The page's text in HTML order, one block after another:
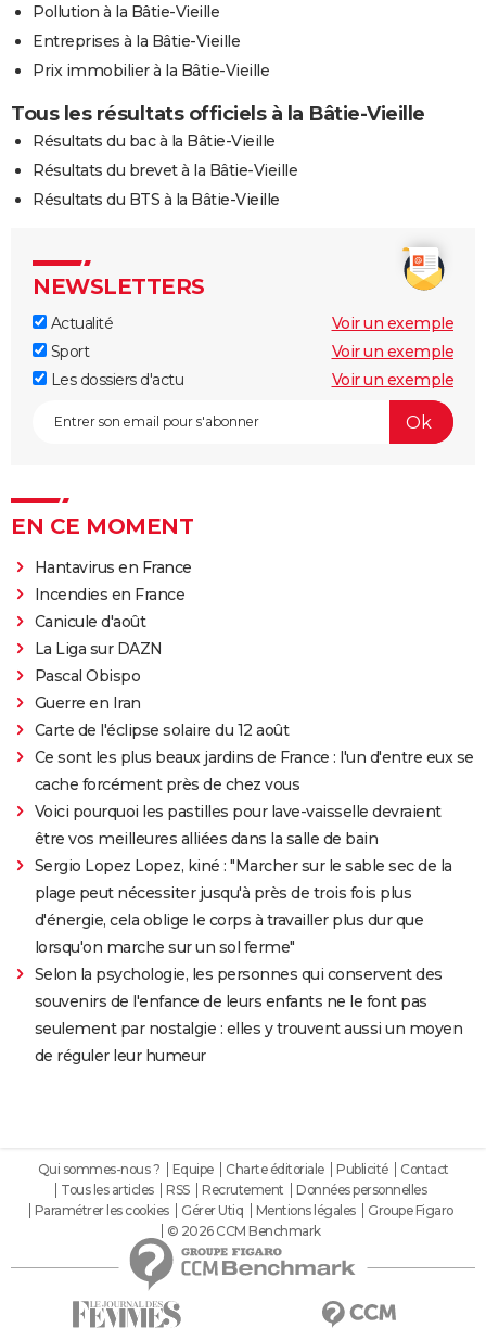
Pollution à la Bâtie-Vieille
Entreprises à la Bâtie-Vieille
Prix immobilier à la Bâtie-Vieille
Tous les résultats officiels à la Bâtie-Vieille
Résultats du bac à la Bâtie-Vieille
Résultats du brevet à la Bâtie-Vieille
Résultats du BTS à la Bâtie-Vieille
NEWSLETTERS
Actualité
Voir un exemple
Sport
Voir un exemple
Les dossiers d'actu
Voir un exemple
EN CE MOMENT
Hantavirus en France
Incendies en France
Canicule d'août
La Liga sur DAZN
Pascal Obispo
Guerre en Iran
Carte de l'éclipse solaire du 12 août
Ce sont les plus beaux jardins de France : l'un d'entre eux se
cache forcément près de chez vous
Voici pourquoi les pastilles pour lave-vaisselle devraient
être vos meilleures alliées dans la salle de bain
Sergio Lopez Lopez, kiné : "Marcher sur le sable sec de la
plage peut nécessiter jusqu'à près de trois fois plus
d'énergie, cela oblige le corps à travailler plus dur que
lorsqu'on marche sur un sol ferme"
Selon la psychologie, les personnes qui conservent des
souvenirs de l'enfance de leurs enfants ne le font pas
seulement par nostalgie : elles y trouvent aussi un moyen
de réguler leur humeur
Qui sommes-nous ? Equipe Charte éditoriale Publicité
Contact
Tous les articles
RSS Recrutement
Données personnelles
Paramétrer les cookies
Gérer Utiq Mentions légales
Groupe Figaro
© 2026 CCM Benchmark